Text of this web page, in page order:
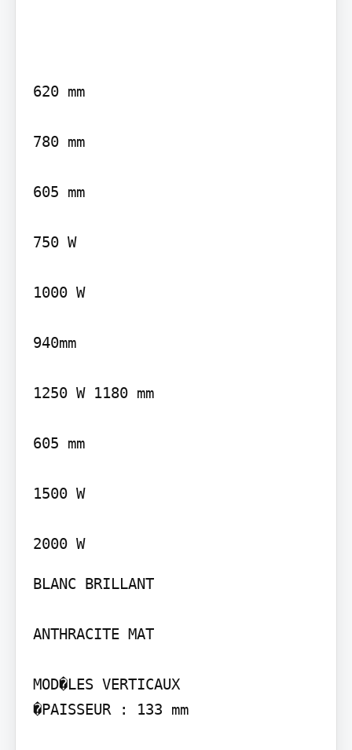
620 mm
780 mm
605 mm
750 W
1000 W
940mm
1250 W 1180 mm
605 mm
1500 W
2000 W
BLANC BRILLANT
ANTHRACITE MAT
MOD�LES VERTICAUX
�PAISSEUR : 133 mm